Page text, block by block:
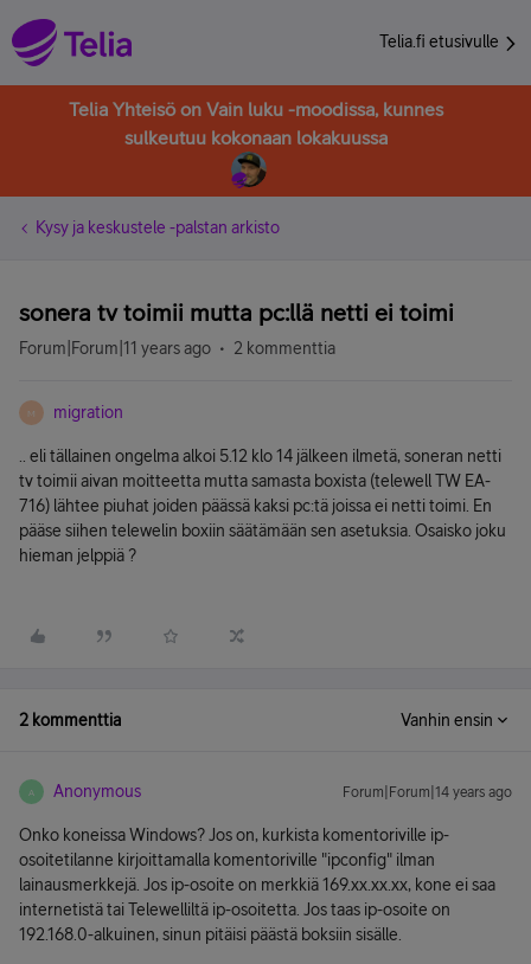
Telia.fi etusivulle
Telia Yhteisö on Vain luku -moodissa, kunnes
sulkeutuu kokonaan lokakuussa
Kysy ja keskustele -palstan arkisto
sonera tv toimii mutta pc:llä netti ei toimi
Forum|Forum|11 years ago 2 kommenttia
M migration
.. eli tällainen ongelma alkoi 5.12 klo 14 jälkeen ilmetä, soneran netti
tv toimii aivan moitteetta mutta samasta boxista (telewell TW EA-
716) lähtee piuhat joiden päässä kaksi pc:tä joissa ei netti toimi. En
pääse siihen telewelin boxiin säätämään sen asetuksia. Osaisko joku
hieman jelppiä ?
2 kommenttia Vanhin ensin
A Anonymous Forum|Forum|14 years ago
Onko koneissa Windows? Jos on, kurkista komentoriville ip-
osoitetilanne kirjoittamalla komentoriville "ipconfig" ilman
lainausmerkkejä. Jos ip-osoite on merkkiä 169.xx.xx.xx, kone ei saa
internetistä tai Telewelliltä ip-osoitetta. Jos taas ip-osoite on
192.168.0-alkuinen, sinun pitäisi päästä boksiin sisälle.